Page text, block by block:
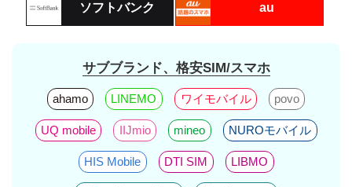
ソフトバンク au
サブブランド、格安SIM/スマホ
ahamo LINEMO ワイモバイル povo
UQ mobile IIJmio mineo NUROモバイル
HIS Mobile DTI SIM LIBMO